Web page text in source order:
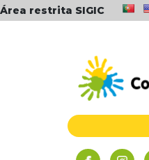
Área restrita SIGIC